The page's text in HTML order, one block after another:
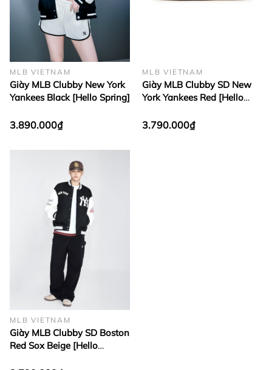
MLB VIETNAM
Giày MLB Clubby New York
Yankees Black [Hello Spring]
3.890.000₫
MLB VIETNAM
Giày MLB Clubby SD New
York Yankees Red [Hello
3.790.000₫
MLB VIETNAM
Giày MLB Clubby SD Boston
Red Sox Beige [Hello